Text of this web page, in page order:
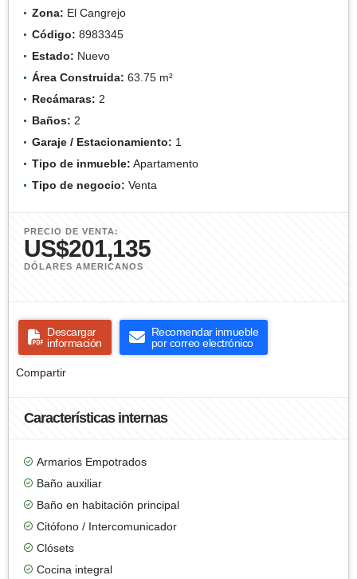
Zona: El Cangrejo
Código: 8983345
Estado: Nuevo
Área Construida: 63.75 m²
Recámaras: 2
Baños: 2
Garaje / Estacionamiento: 1
Tipo de inmueble: Apartamento
Tipo de negocio: Venta
PRECIO DE VENTA:
US$201,135
DÓLARES AMERICANOS
Descargar
información
Recomendar inmueble
por correo electrónico
Compartir
Características internas
Armarios Empotrados
Baño auxiliar
Baño en habitación principal
Citófono / Intercomunicador
Clósets
Cocina integral